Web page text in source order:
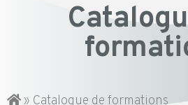
» Catalogue de formations